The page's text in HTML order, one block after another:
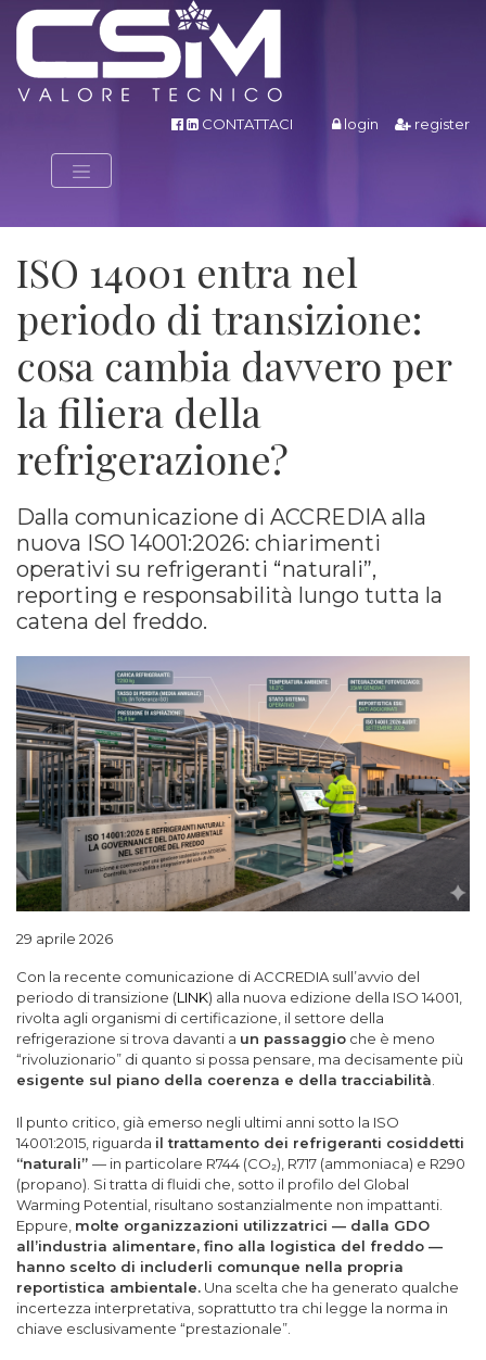
CONTATTACI login register
ISO 14001 entra nel
periodo di transizione:
cosa cambia davvero per
la filiera della
refrigerazione?
Dalla comunicazione di ACCREDIA alla
nuova ISO 14001:2026: chiarimenti
operativi su refrigeranti “naturali”,
reporting e responsabilità lungo tutta la
catena del freddo.
29 aprile 2026
Con la recente comunicazione di ACCREDIA sull’avvio del
periodo di transizione (LINK) alla nuova edizione della ISO 14001,
rivolta agli organismi di certificazione, il settore della
refrigerazione si trova davanti a un passaggio che è meno
“rivoluzionario” di quanto si possa pensare, ma decisamente più
esigente sul piano della coerenza e della tracciabilità
Il punto critico, già emerso negli ultimi anni sotto la ISO
14001:2015, riguarda il trattamento dei refrigeranti cosiddetti
“naturali” — in particolare R744 (CO₂), R717 (ammoniaca) e R290
(propano). Si tratta di fluidi che, sotto il profilo del Global
Warming Potential, risultano sostanzialmente non impattanti.
Eppure, molte organizzazioni utilizzatrici — dalla GDO
all’industria alimentare, fino alla logistica del freddo —
hanno scelto di includerli comunque nella propria
reportistica ambientale. Una scelta che ha generato qualche
incertezza interpretativa, soprattutto tra chi legge la norma in
chiave esclusivamente “prestazionale”.